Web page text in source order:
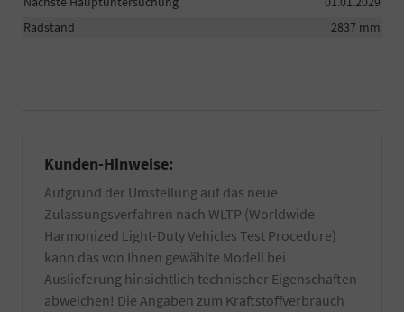
Radstand
2837 mm
Kunden-Hinweise:
Aufgrund der Umstellung auf das neue
Zulassungsverfahren nach WLTP (Worldwide
Harmonized Light-Duty Vehicles Test Procedure)
kann das von Ihnen gewählte Modell bei
Auslieferung hinsichtlich technischer Eigenschaften
abweichen! Die Angaben zum Kraftstoffverbrauch